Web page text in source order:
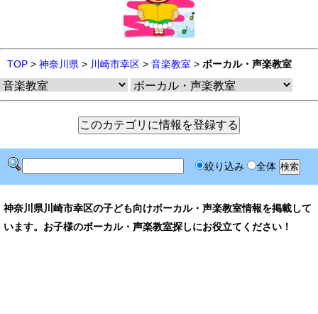
TOP > 神奈川県 > 川崎市幸区 > 音楽教室 > ボーカル・声楽教室
絞り込み 全体
神奈川県川崎市幸区の子ども向けボーカル・声楽教室情報を掲載して
います。お子様のボーカル・声楽教室探しにお役立てください！